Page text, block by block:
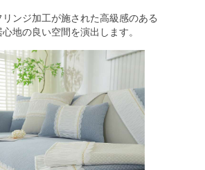
ンジ加工が施された高級感のある
地の良い空間を演出します。